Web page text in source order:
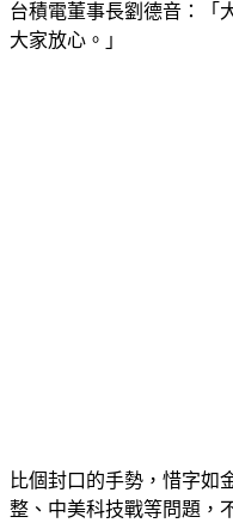
台積電董事長劉德音：「
比個封口的手勢，惜字如